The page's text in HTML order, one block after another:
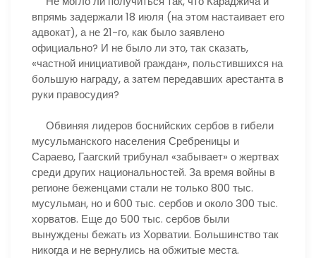
впрямь задержали 18 июля (на этом настаивает его
адвокат), а не 21-го, как было заявлено
официально? И не было ли это, так сказать,
«частной инициативой граждан», польстившихся на
большую награду, а затем передавших арестанта в
руки правосудия?
Обвиняя лидеров боснийских сербов в гибели
мусульманского населения Сребреницы и
Сараево, Гаагский трибунал «забывает» о жертвах
среди других национальностей. За время войны в
регионе беженцами стали не только 800 тыс.
мусульман, но и 600 тыс. сербов и около 300 тыс.
хорватов. Еще до 500 тыс. сербов были
вынуждены бежать из Хорватии. Большинство так
никогда и не вернулись на обжитые места.